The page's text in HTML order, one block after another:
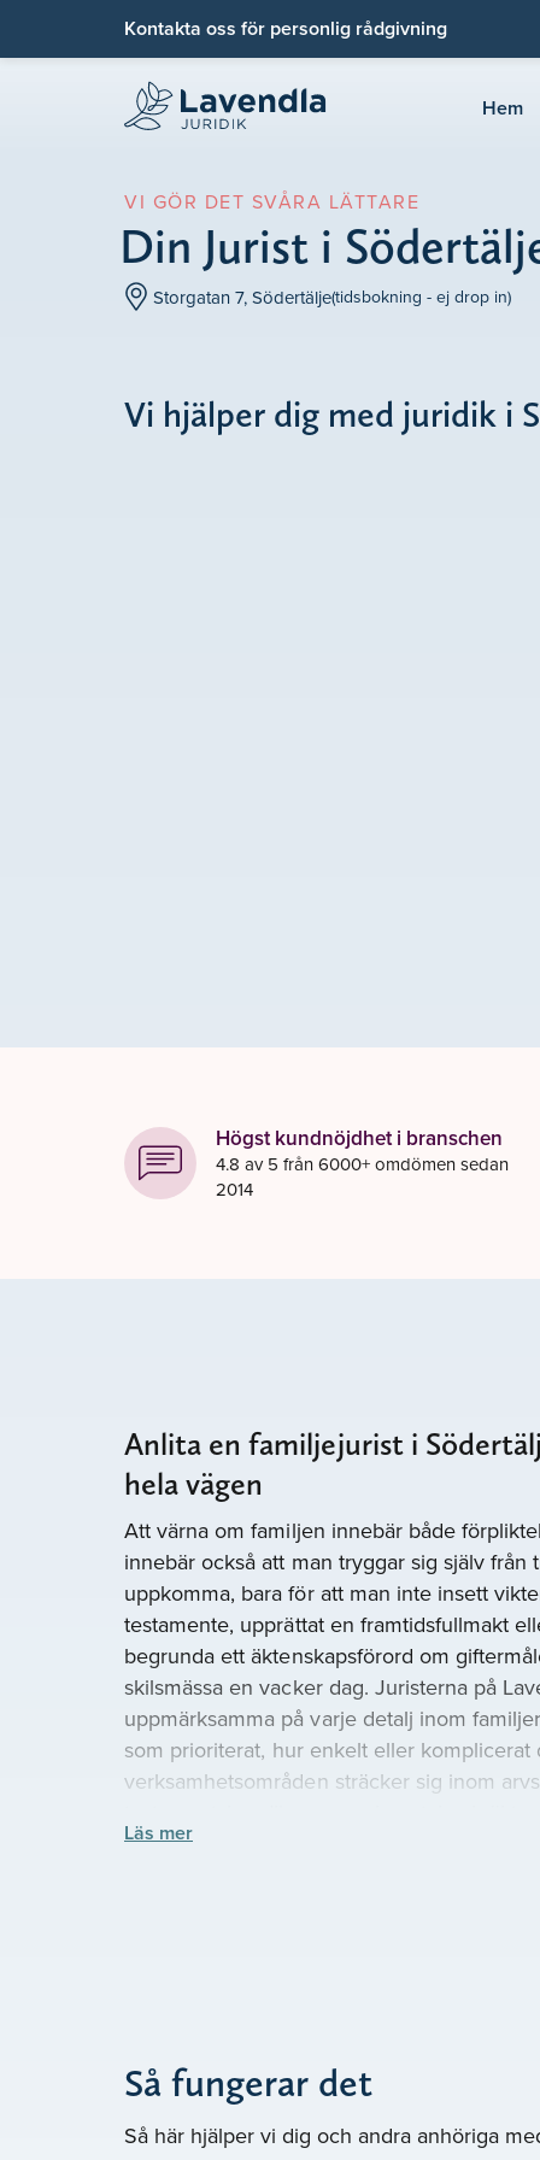
Kontakta oss för personlig rådgivning
Hem
VI GÖR DET SVÅRA LÄTTARE
Din Jurist i
Storgatan 7, Södertälje(tidsbokning - ej drop in)
Vi hjälper dig med juridik i
Högst kundnöjdhet i branschen
4.8 av 5 från 6000+ omdömen sedan
2014
Anlita en familjejurist i
hela vägen
Att värna om familjen innebär både
innebär också att man tryggar sig själv från
uppkomma, bara för att man inte insett
testamente, upprättat en framtidsfullmakt
begrunda ett äktenskapsförord om
skilsmässa en vacker dag. Juristerna på
uppmärksamma på varje detalj inom
som prioriterat, hur enkelt eller komplicerat
verksamhetsområden sträcker sig inom
bodelning, gåvobrev och dödsboanmälan
bouppteckning, arvskifte etc.
Vi har alltid förordat trygghet och empati
Läs mer
Så fungerar det
Så här hjälper vi dig och andra anhöriga